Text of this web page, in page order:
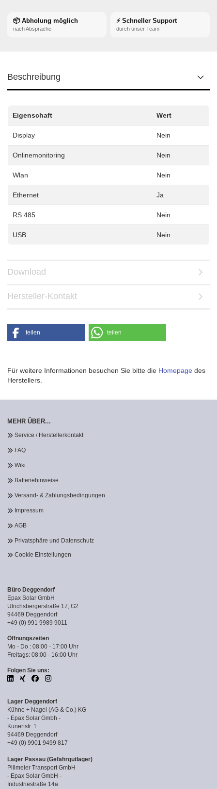
📦 Abholung möglich
nach Absprache
⚡ Schneller Support
durch unser Team
Beschreibung
Eigenschaft Wert
Display Nein
Onlinemonitoring Nein
Wlan Nein
Ethernet Ja
RS 485 Nein
USB Nein
Download
Hersteller-Kontakt
teilen teilen
Für weitere Informationen besuchen Sie bitte die Homepage des
Herstellers.
MEHR ÜBER...
Service / Herstellerkontakt
FAQ
Wiki
Batteriehinweise
Versand- & Zahlungsbedingungen
Impressum
AGB
Privatsphäre und Datenschutz
Cookie Einstellungen
Büro Deggendorf
Epax Solar GmbH
Ulrichsbergerstraße 17, G2
94469 Deggendorf
+49 (0) 991 9989 9011
Öffnungszeiten
Mo - Do : 08:00 - 17:00 Uhr
Freitags: 08:00 - 16:00 Uhr
Folgen Sie uns:
Lager Deggendorf
Kühne + Nagel (AG & Co.) KG
- Epax Solar Gmbh -
Kunertstr. 1
94469 Deggendorf
+49 (0) 9901 9499 817
Lager Passau (Gefahrgutlager)
Pillmeier Transport GmbH
- Epax Solar GmbH -
Industriestraße 14a